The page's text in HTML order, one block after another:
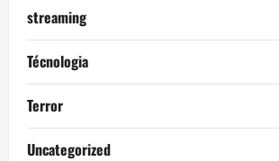
streaming
Técnologia
Terror
Uncategorized